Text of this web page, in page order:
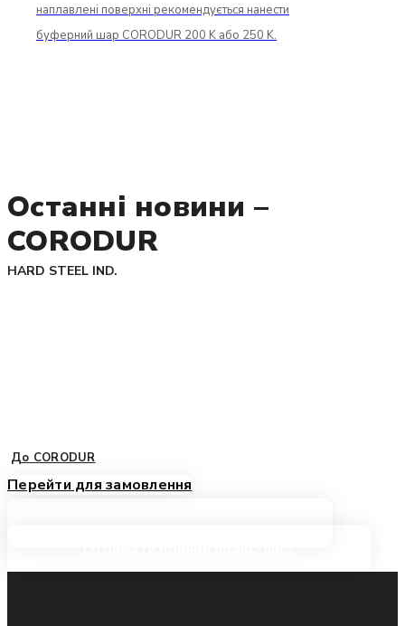
наплавлені поверхні рекомендується нанести
буферний шар CORODUR 200 K або 250 K.
Останні новини –
CORODUR
HARD STEEL IND.
До CORODUR
Перейти для замовлення